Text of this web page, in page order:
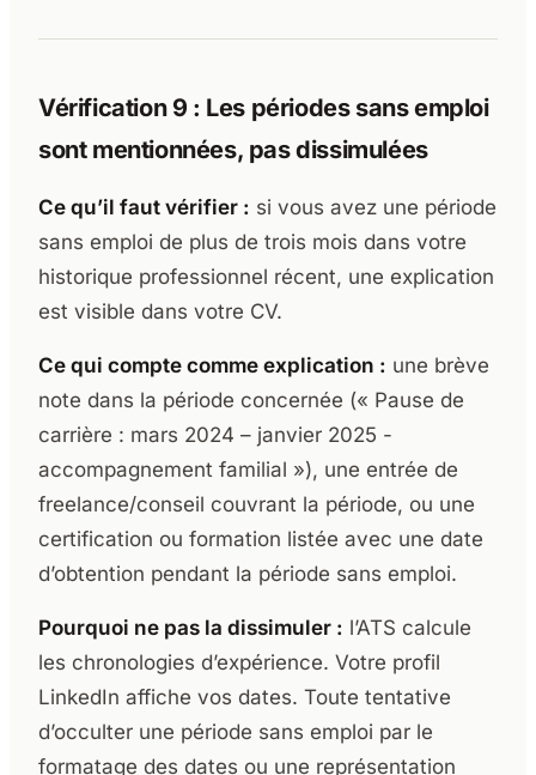
Vérification 9 : Les périodes sans emploi
sont mentionnées, pas dissimulées
Ce qu’il faut vérifier : si vous avez une période
sans emploi de plus de trois mois dans votre
historique professionnel récent, une explication
est visible dans votre CV.
Ce qui compte comme explication : une brève
note dans la période concernée (« Pause de
carrière : mars 2024 – janvier 2025 -
accompagnement familial »), une entrée de
freelance/conseil couvrant la période, ou une
certification ou formation listée avec une date
d’obtention pendant la période sans emploi.
Pourquoi ne pas la dissimuler : l’ATS calcule
les chronologies d’expérience. Votre profil
LinkedIn affiche vos dates. Toute tentative
d’occulter une période sans emploi par le
formatage des dates ou une représentation